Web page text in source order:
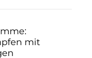
mit